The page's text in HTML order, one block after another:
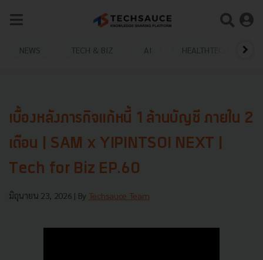
NEWS TECH & BIZ AI HEALTHTECH
เบื้องหลังภารกิจแก้หนี้ 1 ล้านบัญชี ภายใน 2
เดือน | SAM x YIPINTSOI NEXT |
Tech for Biz EP.60
มิถุนายน 23, 2026 | By Techsauce Team